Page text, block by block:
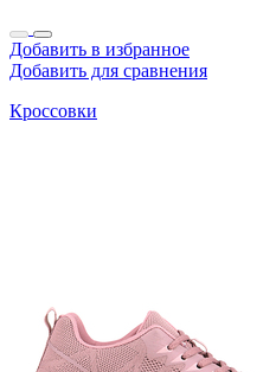
Добавить в избранное
Добавить для сравнения
Кроссовки